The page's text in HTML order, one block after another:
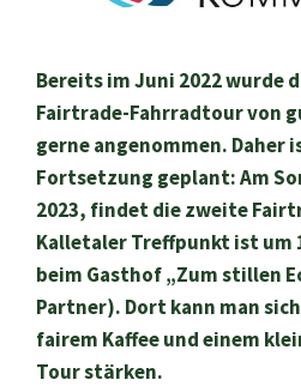
Bereits im Juni 2022 wurde
Fairtrade-Fahrradtour von
gerne angenommen. Daher
Fortsetzung geplant: Am
2023, findet die zweite
Kalletaler Treffpunkt ist um
beim Gasthof „Zum stillen
Partner). Dort kann man
fairem Kaffee und einem
Tour stärken.